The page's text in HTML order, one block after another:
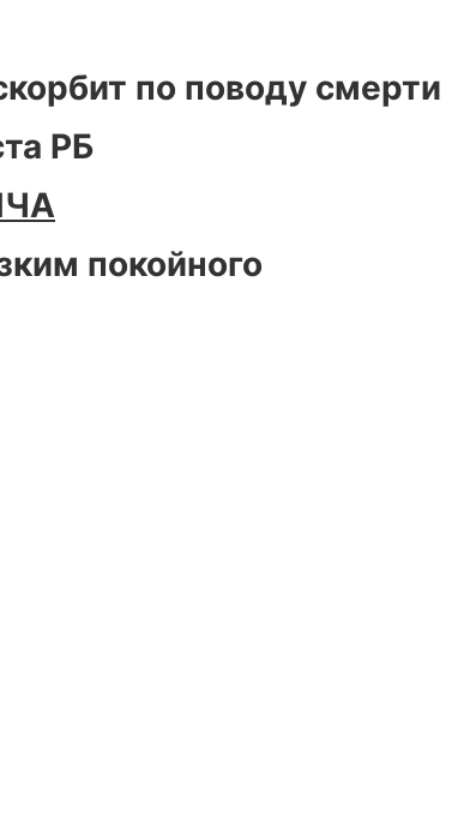
по поводу смерти
РБ
покойного